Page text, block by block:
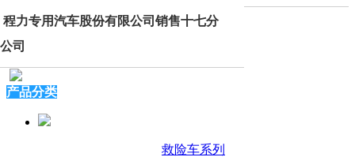
程力专用汽车股份有限公司销售十七分
公司
产品分类
救险车系列